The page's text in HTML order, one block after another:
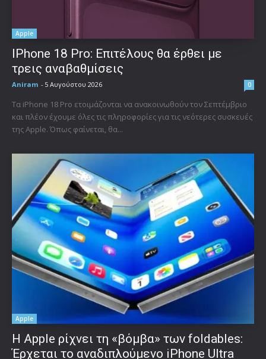
Apple
IPhone 18 Pro: Επιτέλους θα έρθει με
τρεις αναβαθμίσεις
Aniram - 5 Αυγούστου 2026 0
Τα iPhone 18 Pro ετοιμάζονται να ανακοινωθούν τον Σεπτέμβριο
και πλέον έχουμε όλες τις πληροφορίες για τις νεότερες συσκευές
της Apple. Όπως φαίνεται, θα...
Apple
Η Apple ρίχνει τη «βόμβα» των foldables:
Έρχεται το αναδιπλούμενο iPhone Ultra